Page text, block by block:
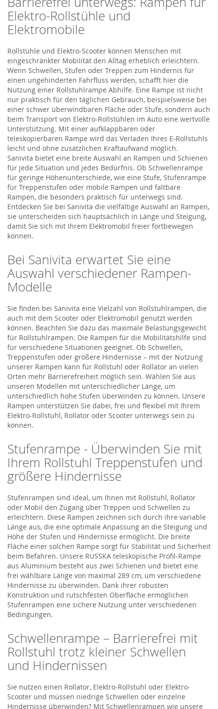
Elektro-Rollstühle und
Elektromobile
Rollstühle und Elektro-Scooter können Menschen mit
eingeschränkter Mobilität den Alltag erheblich erleichtern.
Wenn Schwellen, Stufen oder Treppen zum Hindernis für
einen ungehinderten Fahrfluss werden, schafft hier die
Nutzung einer Rollstuhlrampe Abhilfe. Eine Rampe ist nicht
nur praktisch für den täglichen Gebrauch, beispielsweise bei
einer schwer überwindbaren Fläche oder Stufe, sondern auch
beim Transport von Elektro-Rollstühlen im Auto eine wertvolle
Unterstützung. Mit einer aufklappbaren oder
teleskopierbaren Rampe wird das Verladen Ihres E-Rollstuhls
leicht und ohne zusätzlichen Kraftaufwand möglich.
Sanivita bietet eine breite Auswahl an Rampen und Schienen
für jede Situation und jedes Bedürfnis. Ob Schwellenrampe
für geringe Höhenunterschiede, wie eine Stufe, Stufenrampe
für Treppenstufen oder mobile Rampen und faltbare
Rampen, die besonders praktisch für unterwegs sind.
Entdecken Sie bei Sanivita die vielfältige Auswahl an Rampen,
sie unterscheiden sich hauptsächlich in Länge und Steigung,
damit Sie sich mit Ihrem Elektromobil freier fortbewegen
können.
Bei Sanivita erwartet Sie eine
Auswahl verschiedener Rampen-
Modelle
Sie finden bei Sanivita eine Vielzahl von Rollstuhlrampen, die
auch mit dem Scooter oder Elektromobil genutzt werden
können. Beachten Sie dazu das maximale Belastungsgewicht
für Rollstuhlrampen. Die Rampen für die Mobilitätshilfe sind
für verschiedene Situationen geeignet. Ob Schwellen,
Treppenstufen oder größere Hindernisse – mit der Nutzung
unserer Rampen kann für Rollstuhl oder Rollator an vielen
Orten mehr Barrierefreiheit möglich sein. Wählen Sie aus
unseren Modellen mit unterschiedlicher Länge, um
unterschiedlich hohe Stufen überwinden zu können. Unsere
Rampen unterstützen Sie dabei, frei und flexibel mit Ihrem
Elektro-Rollstuhl, Rollator oder Scooter unterwegs sein zu
können.
Stufenrampe - Überwinden Sie mit
Ihrem Rollstuhl Treppenstufen und
größere Hindernisse
Stufenrampen sind ideal, um Ihnen mit Rollstuhl, Rollator
oder Mobil den Zugang über Treppen und Schwellen zu
erleichtern. Diese Rampen zeichnen sich durch ihre variable
Länge aus, die eine optimale Anpassung an die Steigung und
Höhe der Stufen und Hindernisse ermöglicht. Die breite
Fläche einer solchen Rampe sorgt für Stabilität und Sicherheit
beim Befahren. Unsere RUSSKA teleskopische Profil-Rampe
aus Aluminium besteht aus zwei Schienen und bietet eine
frei wählbare Länge von maximal 289 cm, um verschiedene
Hindernisse zu überwinden. Dank ihrer robusten
Konstruktion und rutschfesten Oberfläche ermöglichen
Stufenrampen eine sichere Nutzung unter verschiedenen
Bedingungen.
Schwellenrampe – Barrierefrei mit
Rollstuhl trotz kleiner Schwellen
und Hindernissen
Sie nutzen einen Rollator, Elektro-Rollstuhl oder Elektro-
Scooter und müssen niedrige Schwellen oder einzelne
Hindernisse überwinden? Mit Schwellenrampen wie unsere